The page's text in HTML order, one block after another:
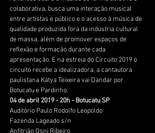
colaborativa, busca uma interação musical
entre artistas e público e o acesso à música de
qualidade produzida fora da indústria cultural
de massa, além de promover espaços de
reflexão e formação durante cada
apresentação. E na estreia do Circuito 2019 o
circuito recebe a idealizadora, a cantautora
paulistana Kátya Teixeira vai Dandar por